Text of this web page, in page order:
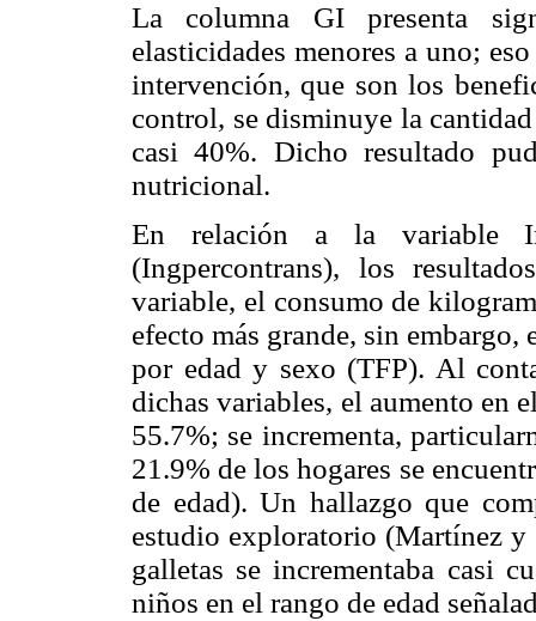
La columna GI presenta
elasticidades menores a uno;
intervención, que son los
control, se disminuye la
casi 40%. Dicho resultado
nutricional.
En relación a la variable
(Ingpercontrans), los
variable, el consumo de
efecto más grande, sin
por edad y sexo (TFP). Al
dichas variables, el aumento en
55.7%; se incrementa,
21.9% de los hogares se
de edad). Un hallazgo que
estudio exploratorio (Martínez
galletas se incrementaba casi
niños en el rango de edad